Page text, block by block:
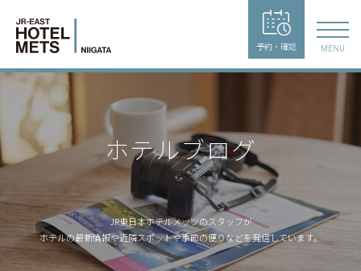
予約・確認 MENU
ホテルブログ
JR東日本ホテルメッツのスタッフが
ホテルの最新情報や近隣スポットや季節の便りなどを発信しています。